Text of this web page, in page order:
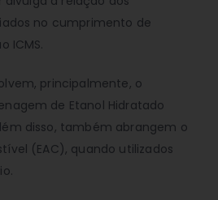
no cumprimento de
ICMS.
principalmente, o
de Etanol Hidratado
disso, também abrangem o
(EAC), quando utilizados